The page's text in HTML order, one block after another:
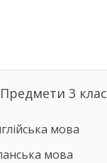
Предмети 3 клас
мова
мова